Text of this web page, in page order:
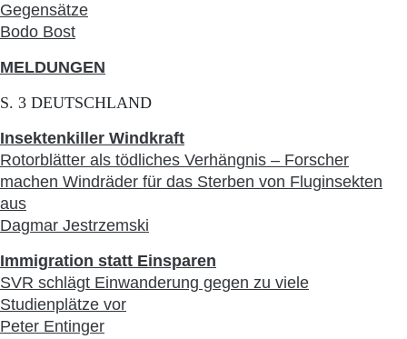
Gegensätze
Bodo Bost
MELDUNGEN
S. 3 DEUTSCHLAND
Insektenkiller Windkraft
Rotorblätter als tödliches Verhängnis – Forscher
machen Windräder für das Sterben von Fluginsekten
aus
Dagmar Jestrzemski
Immigration statt Einsparen
SVR schlägt Einwanderung gegen zu viele
Studienplätze vor
Peter Entinger